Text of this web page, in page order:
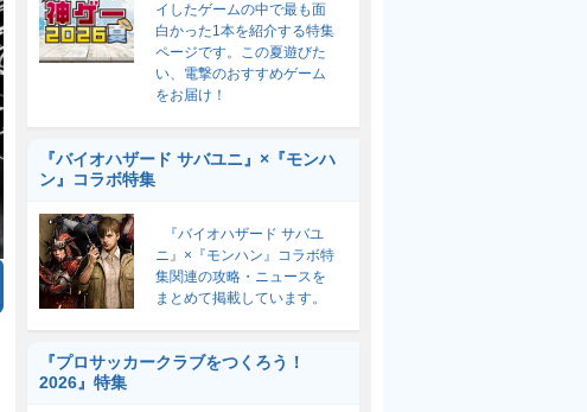
イしたゲームの中で最も面
白かった1本を紹介する特集
ページです。この夏遊びた
い、電撃のおすすめゲーム
をお届け！
『バイオハザード サバユニ』×『モンハ
ン』コラボ特集
『バイオハザード サバユ
ニ』×『モンハン』コラボ特
集関連の攻略・ニュースを
まとめて掲載しています。
『プロサッカークラブをつくろう！
2026』特集